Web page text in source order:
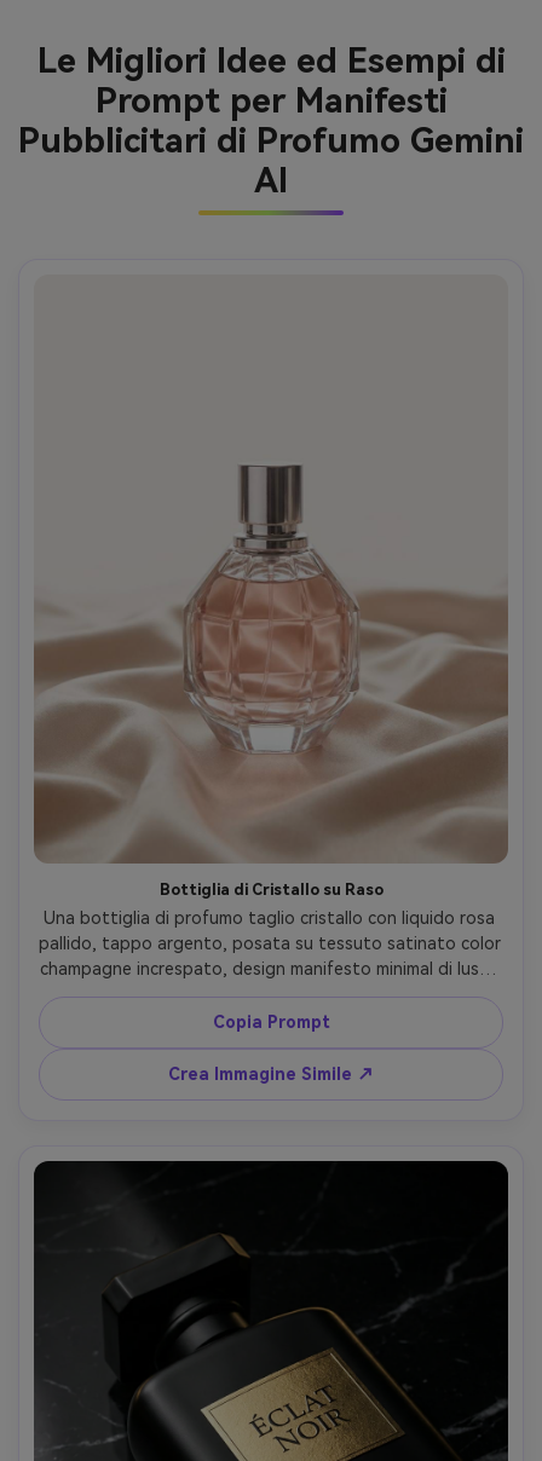
Le Migliori Idee ed Esempi di
Prompt per Manifesti
Pubblicitari di Profumo Gemini
AI
Bottiglia di Cristallo su Raso
Una bottiglia di profumo taglio cristallo con liquido rosa
pallido, tappo argento, posata su tessuto satinato color
champagne increspato, design manifesto minimal di lusso
con ampio spazio vuoto per il titolo in alto, highlights
tenui e riflessi puliti, illuminazione beauty da studio con
grande softbox e luce bordi discreta, scatto con Sony
A7R IV, 85mm f/4, inquadratura frontale centrale,
composizione centrata con spazio negativo premium,
Copia Prompt
Crea Immagine Simile ↗